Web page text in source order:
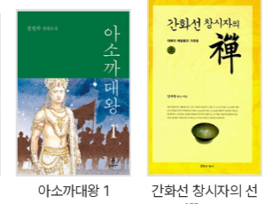
살아 있는가 죽어 있는가』, 『달을 가리키면 달
왜 보고 있나』(종정 법어집), 『깨친 사람을 찾
무영탑』 등 다수가 있다.
아소까대왕 1
간화선 창시자의 선